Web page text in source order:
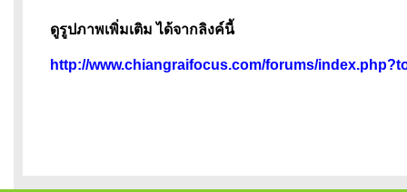
ดูรูปภาพเพิ่มเติม ได้จากลิงค์นี้
http://www.chiangraifocus.com/forums/